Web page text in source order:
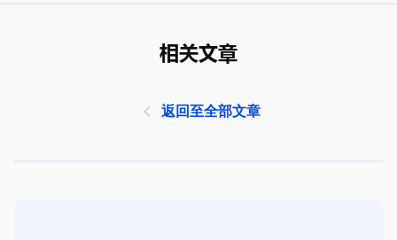
相关文章
返回至全部文章